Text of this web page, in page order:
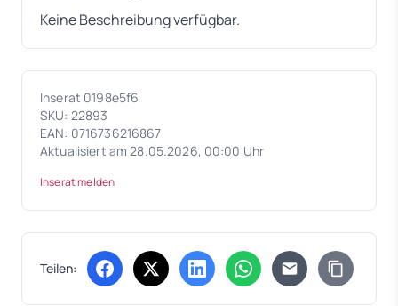
Keine Beschreibung verfügbar.
Inserat 0198e5f6
SKU: 22893
EAN: 0716736216867
Aktualisiert am 28.05.2026, 00:00 Uhr
Inserat melden
Teilen: (öffnet in neuem Tab)
(öffnet in neuem Tab)
(öffnet in neuem Tab)
(öffnet in neuem Tab)